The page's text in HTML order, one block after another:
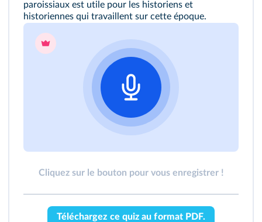
paroissiaux est utile pour les historiens et
historiennes qui travaillent sur cette époque.
Cliquez sur le bouton pour vous enregistrer !
Téléchargez ce quiz au format PDF.